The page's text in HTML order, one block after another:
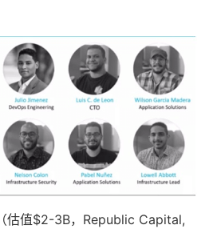
估值$2-3B，Republic Capital,